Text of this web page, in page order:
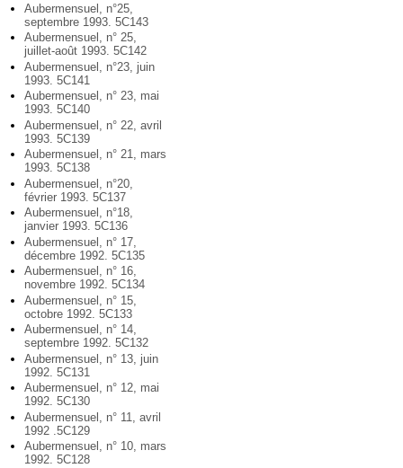
Aubermensuel, n°25,
septembre 1993. 5C143
Aubermensuel, n° 25,
juillet-août 1993. 5C142
Aubermensuel, n°23, juin
1993. 5C141
Aubermensuel, n° 23, mai
1993. 5C140
Aubermensuel, n° 22, avril
1993. 5C139
Aubermensuel, n° 21, mars
1993. 5C138
Aubermensuel, n°20,
février 1993. 5C137
Aubermensuel, n°18,
janvier 1993. 5C136
Aubermensuel, n° 17,
décembre 1992. 5C135
Aubermensuel, n° 16,
novembre 1992. 5C134
Aubermensuel, n° 15,
octobre 1992. 5C133
Aubermensuel, n° 14,
septembre 1992. 5C132
Aubermensuel, n° 13, juin
1992. 5C131
Aubermensuel, n° 12, mai
1992. 5C130
Aubermensuel, n° 11, avril
1992 .5C129
Aubermensuel, n° 10, mars
1992. 5C128